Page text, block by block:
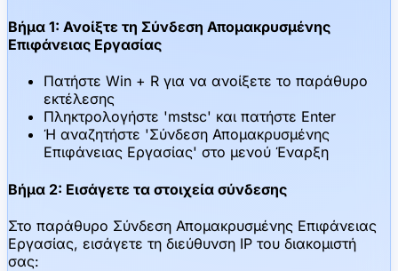
Βήμα 1: Ανοίξτε τη Σύνδεση Απομακρυσμένης
Επιφάνειας Εργασίας
Πατήστε Win + R για να ανοίξετε το παράθυρο
εκτέλεσης
Πληκτρολογήστε 'mstsc' και πατήστε Enter
Ή αναζητήστε 'Σύνδεση Απομακρυσμένης
Επιφάνειας Εργασίας' στο μενού Έναρξη
Βήμα 2: Εισάγετε τα στοιχεία σύνδεσης
Στο παράθυρο Σύνδεση Απομακρυσμένης Επιφάνειας
Εργασίας, εισάγετε τη διεύθυνση IP του διακομιστή
σας: